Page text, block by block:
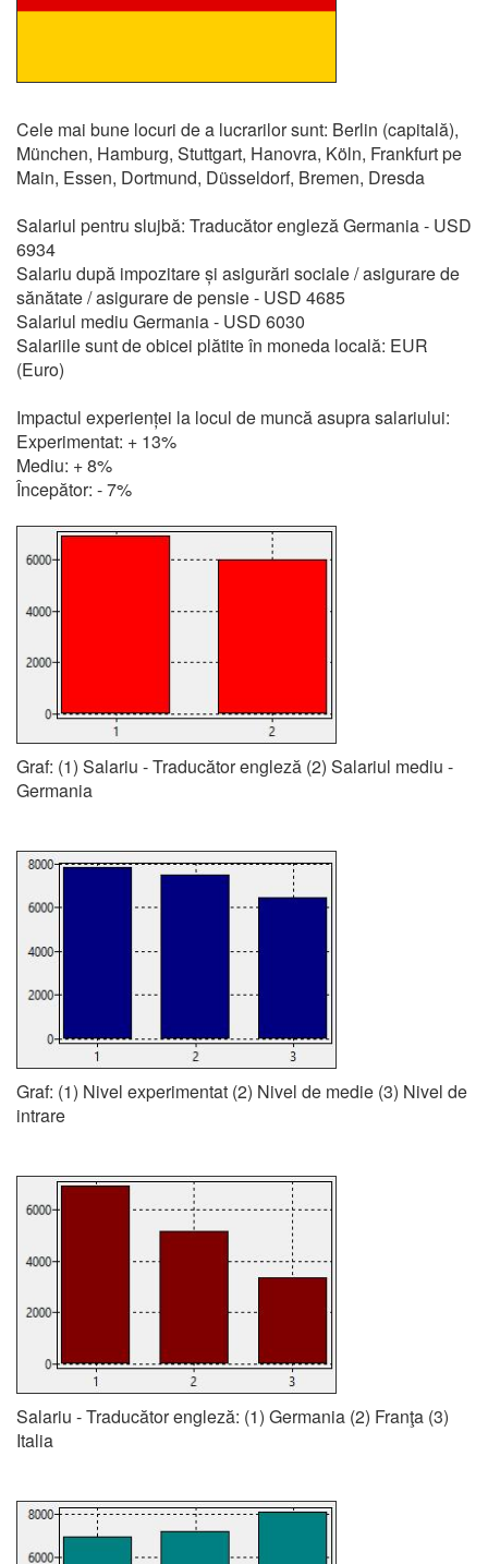
Cele mai bune locuri de a lucrarilor sunt: Berlin (capitală),
München, Hamburg, Stuttgart, Hanovra, Köln, Frankfurt pe
Main, Essen, Dortmund, Düsseldorf, Bremen, Dresda
Salariul pentru slujbă: Traducător engleză Germania - USD
6934
Salariu după impozitare și asigurări sociale / asigurare de
sănătate / asigurare de pensie - USD 4685
Salariul mediu Germania - USD 6030
Salariile sunt de obicei plătite în moneda locală: EUR
(Euro)
Impactul experienței la locul de muncă asupra salariului:
Experimentat: + 13%
Mediu: + 8%
Începător: - 7%
Graf: (1) Salariu - Traducător engleză (2) Salariul mediu -
Germania
Graf: (1) Nivel experimentat (2) Nivel de medie (3) Nivel de
intrare
Salariu - Traducător engleză: (1) Germania (2) Franţa (3)
Italia